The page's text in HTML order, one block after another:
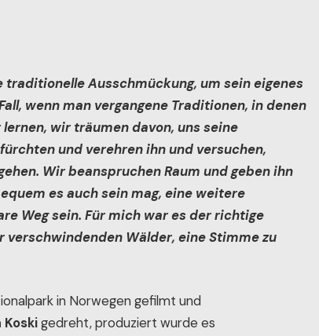
Ausschmückung, um sein eigenes
wenn man vergangene Traditionen, in denen
wir träumen davon, uns seine
und verehren ihn und versuchen,
Wir beanspruchen Raum und geben ihn
es auch sein mag, eine weitere
Weg sein. Für mich war es der richtige
Wälder, eine Stimme zu
in Norwegen gefilmt und
Koskigedreht, produziert wurde es